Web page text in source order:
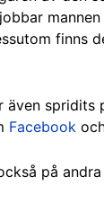
finns
även spridits
Facebook
på